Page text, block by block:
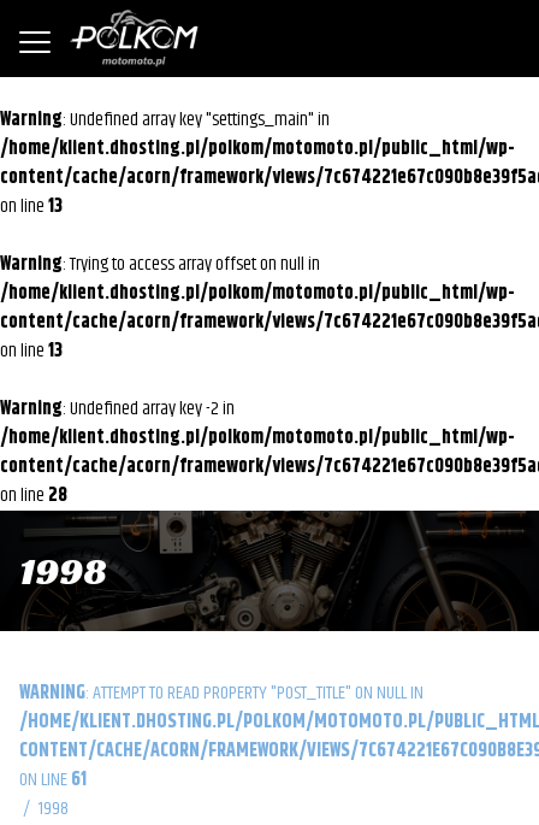
Warning : Undefined array key "settings_main" in
/home/klient.dhosting.pl/polkom/motomoto.pl/public_html/wp-
content/cache/acorn/framework/views/
on line13
Warning : Trying to access array offset on null in
/home/klient.dhosting.pl/polkom/motomoto.pl/public_html/wp-
content/cache/acorn/framework/views/
on line13
Warning : Undefined array key -2 in
/home/klient.dhosting.pl/polkom/motomoto.pl/public_html/wp-
content/cache/acorn/framework/views/
on line 28
1998
WARNING : ATTEMPT TO READ PROPERTY "POST_TITLE" ON NULL IN
/HOME/KLIENT.DHOSTING.PL/POLKOM/MOTOMOTO.PL/
CONTENT/CACHE/ACORN/FRAMEWORK/VIEWS/
ON LINE61
/ 1998